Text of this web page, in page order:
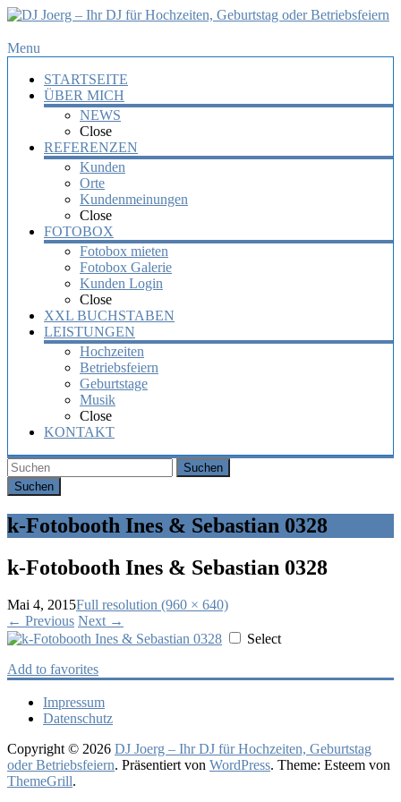
DJ
Hochzeiten,
Geburtstag
Betriebsfeiern
Geburtstag
oder
Firmenfeier.
Menu
STARTSEITE
ÜBER MICH
NEWS
Close
REFERENZEN
Kunden
Orte
Kundenmeinungen
Close
FOTOBOX
Fotobox mieten
Fotobox Galerie
Kunden Login
Close
XXL BUCHSTABEN
LEISTUNGEN
Hochzeiten
Betriebsfeiern
Geburtstage
Musik
Close
KONTAKT
Suchen
k-Fotobooth Ines & Sebastian 0328
k-Fotobooth Ines & Sebastian 0328
Mai 4, 2015Full resolution (960 × 640)
← Previous Next →
Select
Add to favorites
Impressum
Datenschutz
Copyright © 2026 DJ Joerg – Ihr DJ für Hochzeiten, Geburtstag
oder Betriebsfeiern. Präsentiert von WordPress. Theme: Esteem von
ThemeGrill.